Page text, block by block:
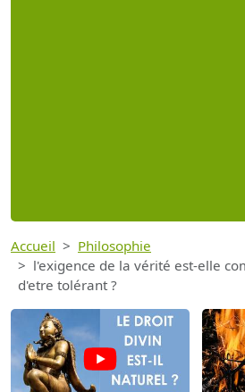
Accueil
Philosophie
l'exigence de la vérité est-elle
d'etre tolérant ?